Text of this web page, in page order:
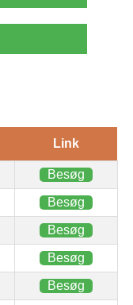
Link
Besøg
Besøg
Besøg
Besøg
Besøg